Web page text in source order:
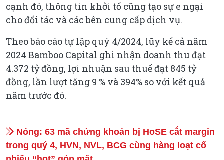
cạnh đó, thông tin khởi tố cũng tạo sự e ngại
cho đối tác và các bên cung cấp dịch vụ.
Theo báo cáo tự lập quý 4/2024, lũy kế cả năm
2024 Bamboo Capital ghi nhận doanh thu đạt
4.372 tỷ đồng, lợi nhuận sau thuế đạt 845 tỷ
đồng, lần lượt tăng 9 % và 394% so với kết quả
năm trước đó.
Nóng: 63 mã chứng khoán bị HoSE cắt margin
trong quý 4, HVN, NVL, BCG cùng hàng loạt cổ